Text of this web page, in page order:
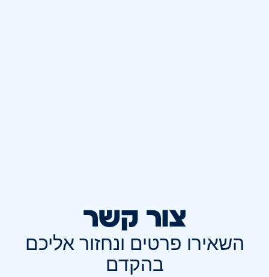
צור קשר
השאירו פרטים ונחזור אליכם
בהקדם